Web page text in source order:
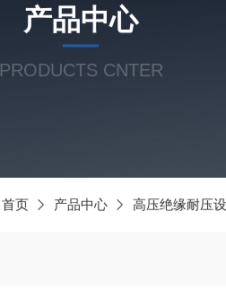
产品中心
PRODUCTS CNTER
首页 产品中心 高压绝缘耐压